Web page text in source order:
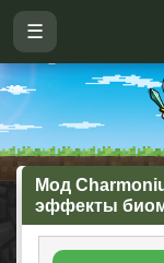
☰
Мод
эффекты